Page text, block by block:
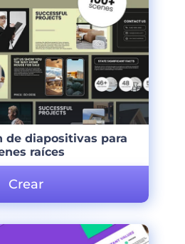
de diapositivas para
raíces
Crear